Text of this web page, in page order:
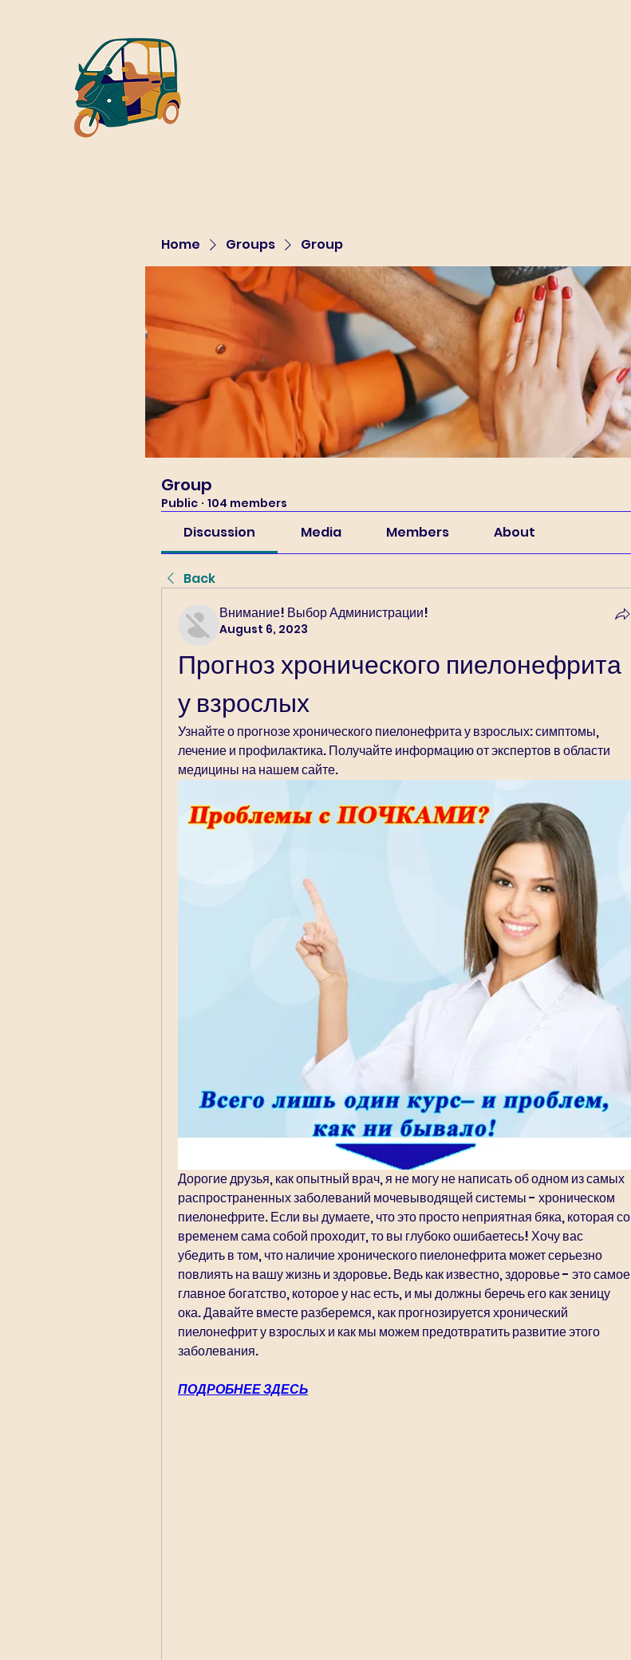
Home Groups Group
Group
Public · 104 members
Discussion Media Members About
Back
Внимание! Выбор Администрации!
August 6, 2023
Прогноз хронического пиелонефрита
у взрослых
Узнайте о прогнозе хронического пиелонефрита у взрослых: симптомы,
лечение и профилактика. Получайте информацию от экспертов в области
медицины на нашем сайте.
Дорогие друзья, как опытный врач, я не могу не написать об одном из самых
распространенных заболеваний мочевыводящей системы - хроническом
пиелонефрите. Если вы думаете, что это просто неприятная бяка, которая со
временем сама собой проходит, то вы глубоко ошибаетесь! Хочу вас
убедить в том, что наличие хронического пиелонефрита может серьезно
повлиять на вашу жизнь и здоровье. Ведь как известно, здоровье - это самое
главное богатство, которое у нас есть, и мы должны беречь его как зеницу
ока. Давайте вместе разберемся, как прогнозируется хронический
пиелонефрит у взрослых и как мы можем предотвратить развитие этого
заболевания.
ПОДРОБНЕЕ ЗДЕСЬ